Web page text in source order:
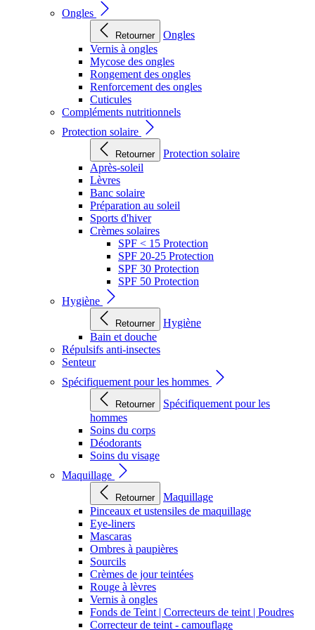
Ongles
Retourner
Ongles
Vernis à ongles
Mycose des ongles
Rongement des ongles
Renforcement des ongles
Cuticules
Compléments nutritionnels
Protection solaire
Retourner
Protection solaire
Après-soleil
Lèvres
Banc solaire
Préparation au soleil
Sports d'hiver
Crèmes solaires
SPF < 15 Protection
SPF 20-25 Protection
SPF 30 Protection
SPF 50 Protection
Hygiène
Retourner
Hygiène
Bain et douche
Répulsifs anti-insectes
Senteur
Spécifiquement pour les hommes
Retourner
Spécifiquement pour les
hommes
Soins du corps
Déodorants
Soins du visage
Maquillage
Retourner
Maquillage
Pinceaux et ustensiles de maquillage
Eye-liners
Mascaras
Ombres à paupières
Sourcils
Crèmes de jour teintées
Rouge à lèvres
Vernis à ongles
Fonds de Teint | Correcteurs de teint | Poudres
Correcteur de teint - camouflage